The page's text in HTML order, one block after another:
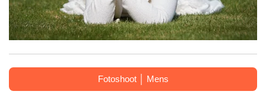
Fotoshoot │ Mens